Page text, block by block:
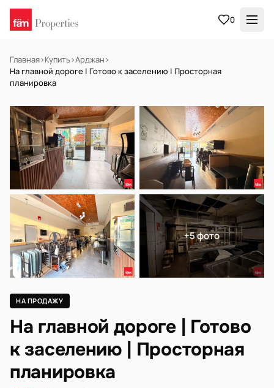
0
Главная›Купить›Арджан›
На главной дороге | Готово к заселению | Просторная
планировка
НА ПРОДАЖУ Готов к заселению
+5 фото
НА ПРОДАЖУ
На главной дороге | Готово
к заселению | Просторная
планировка